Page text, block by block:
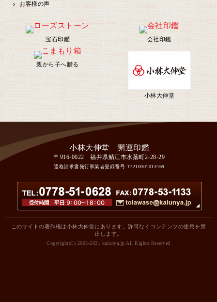
お客様の声
宝石印鑑 会社印鑑
親から子へ贈る
小林大伸堂
〒916-0022 福井県鯖江市水落町2-28-29
適格請求書発行事業者登録番号 T7210001013469
このサイトの著作権は小林大伸堂にあります。許可なくコンテンツの使用を禁
止します。
Copyright(C) 2003-2021 kaiunya.jp All Rights Reserved